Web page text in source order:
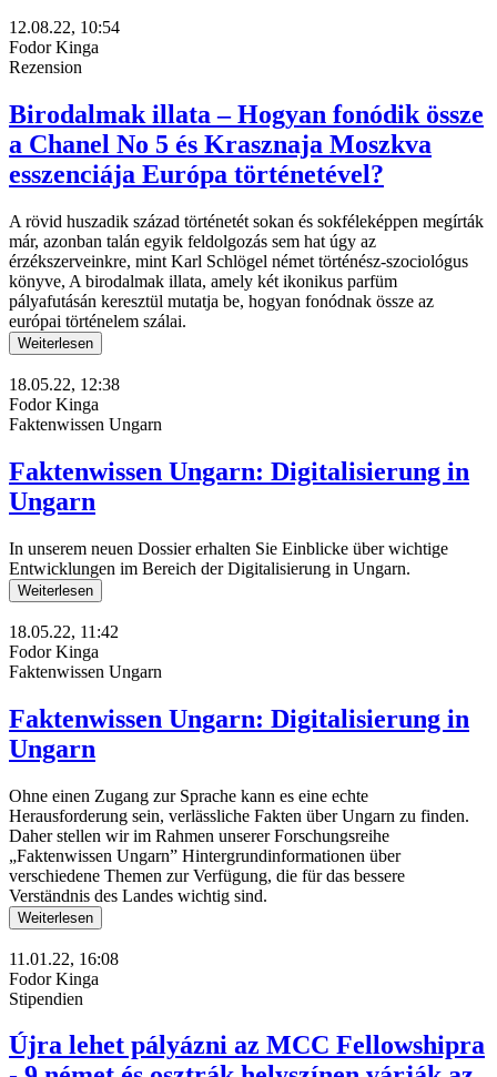
12.08.22, 10:54
Fodor Kinga
Rezension
Birodalmak illata – Hogyan fonódik össze
a Chanel No 5 és Krasznaja Moszkva
esszenciája Európa történetével?
A rövid huszadik század történetét sokan és sokféleképpen megírták
már, azonban talán egyik feldolgozás sem hat úgy az
érzékszerveinkre, mint Karl Schlögel német történész-szociológus
könyve, A birodalmak illata, amely két ikonikus parfüm
pályafutásán keresztül mutatja be, hogyan fonódnak össze az
európai történelem szálai.
Weiterlesen
18.05.22, 12:38
Fodor Kinga
Faktenwissen Ungarn
Faktenwissen Ungarn: Digitalisierung in
Ungarn
In unserem neuen Dossier erhalten Sie Einblicke über wichtige
Entwicklungen im Bereich der Digitalisierung in Ungarn.
Weiterlesen
18.05.22, 11:42
Fodor Kinga
Faktenwissen Ungarn
Faktenwissen Ungarn: Digitalisierung in
Ungarn
Ohne einen Zugang zur Sprache kann es eine echte
Herausforderung sein, verlässliche Fakten über Ungarn zu finden.
Daher stellen wir im Rahmen unserer Forschungsreihe
„Faktenwissen Ungarn” Hintergrundinformationen über
verschiedene Themen zur Verfügung, die für das bessere
Verständnis des Landes wichtig sind.
Weiterlesen
11.01.22, 16:08
Fodor Kinga
Stipendien
Újra lehet pályázni az MCC Fellowshipra